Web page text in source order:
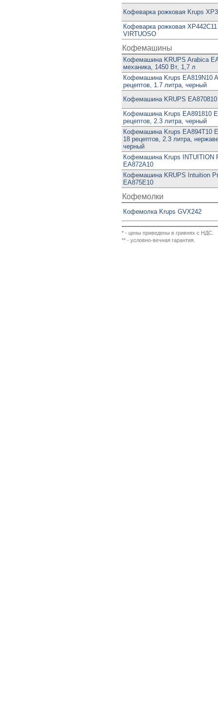
Кофеварка рожковая Krups
Кофеварка рожковая
VIRTUOSO
Кофемашины
Кофемашина KRUPS Arabica
механика, 1450 Вт, 1,7 л
Кофемашина Krups EA819N10
рецептов, 1.7 литра, черный
Кофемашина KRUPS
Кофемашина Krups EA891810
рецептов, 2.3 литра, черный
Кофемашина Krups EA894T10
18 рецептов, 2.3 литра,
черный
Кофемашина Krups INTUITION
EA872A10
Кофемашина KRUPS Intuition
EA875E10
Кофемолки
Кофемолка Krups GVX242
* - цены приведены в гривнях с НДС.
** - условно-вечная гарантия.